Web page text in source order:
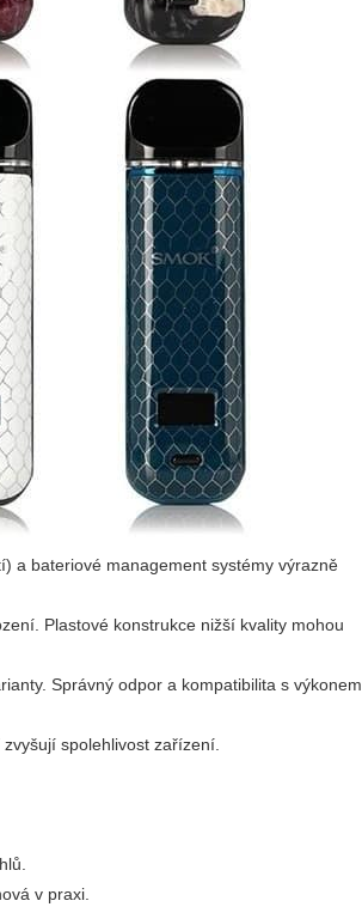
a bateriové management systémy výrazně
Plastové konstrukce nižší kvality mohou
Správný odpor a kompatibilita s výkonem
spolehlivost zařízení.
v praxi.